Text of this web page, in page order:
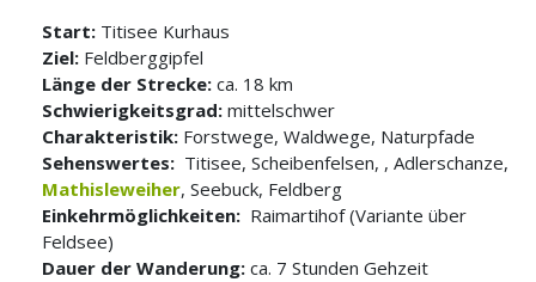
Start: Titisee Kurhaus
Ziel: Feldberggipfel
Länge der Strecke: ca. 18 km
Schwierigkeitsgrad: mittelschwer
Charakteristik: Forstwege, Waldwege, Naturpfade
Sehenswertes: Titisee, Scheibenfelsen, , Adlerschanze,
Mathisleweiher, Seebuck, Feldberg
Einkehrmöglichkeiten: Raimartihof (Variante über
Feldsee)
Dauer der Wanderung: ca. 7 Stunden Gehzeit